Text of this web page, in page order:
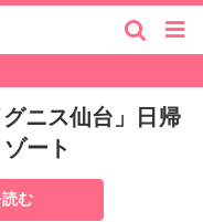
ニス仙台」日帰
ート
む